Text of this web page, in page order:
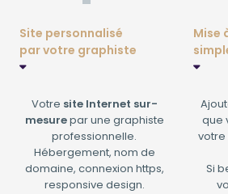
Site personnalisé
par votre graphiste
Votre site Internet sur-
mesurepar une graphiste
professionnelle.
Hébergement, nom de
domaine, connexion https,
responsive design.
Mise
que
votre
Si